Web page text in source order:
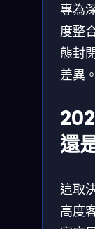
專為
度整
態封
差異。
還
這取
高度